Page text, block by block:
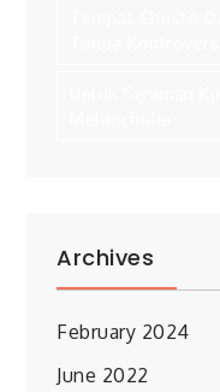
Archives
February 2024
June 2022